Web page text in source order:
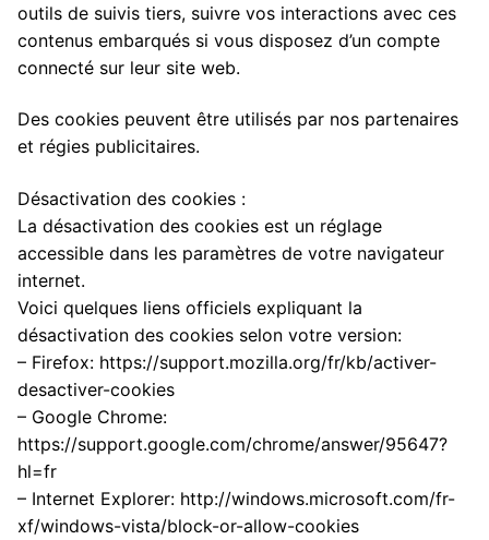
outils de suivis tiers, suivre vos interactions avec ces
contenus embarqués si vous disposez d’un compte
connecté sur leur site web.
Des cookies peuvent être utilisés par nos partenaires
et régies publicitaires.
Désactivation des cookies :
La désactivation des cookies est un réglage
accessible dans les paramètres de votre navigateur
internet.
Voici quelques liens officiels expliquant la
désactivation des cookies selon votre version:
– Firefox: https://support.mozilla.org/fr/kb/activer-
desactiver-cookies
– Google Chrome:
https://support.google.com/chrome/answer/95647?
hl=fr
– Internet Explorer: http://windows.microsoft.com/fr-
xf/windows-vista/block-or-allow-cookies